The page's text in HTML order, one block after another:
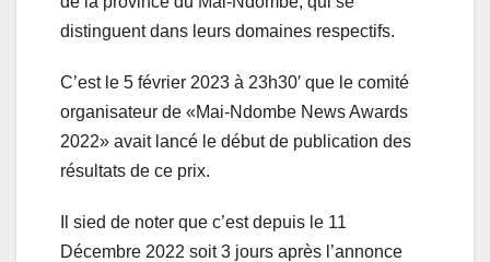
distinguent dans leurs domaines respectifs.
C’est le 5 février 2023 à 23h30′ que le comité
organisateur de «Mai-Ndombe News Awards
2022» avait lancé le début de publication des
résultats de ce prix.
Il sied de noter que c’est depuis le 11
Décembre 2022 soit 3 jours après l’annonce